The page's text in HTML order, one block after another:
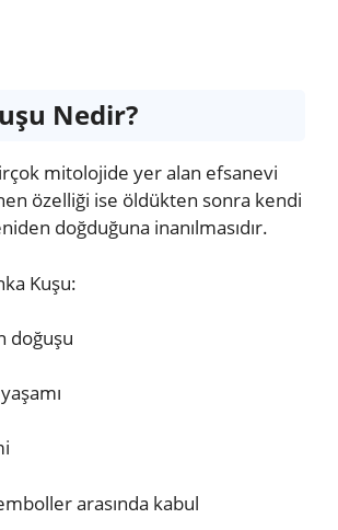
Nedir?
mitolojide yer alan efsanevi
özelliği ise öldükten sonra kendi
doğduğuna inanılmasıdır.
Kuşu:
doğuşu
arasında kabul